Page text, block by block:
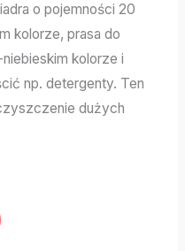
o pojemności 20
kolorze, prasa do
kolorze i
np. detergenty. Ten
dużych